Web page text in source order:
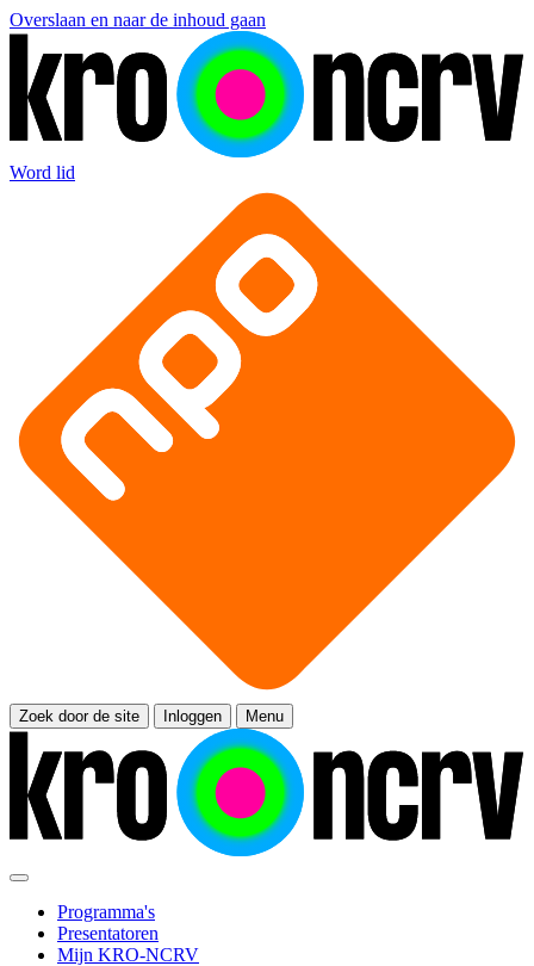
Overslaan en naar de inhoud gaan
Word lid
Zoek door de site Inloggen Menu
Programma's
Presentatoren
Mijn KRO-NCRV